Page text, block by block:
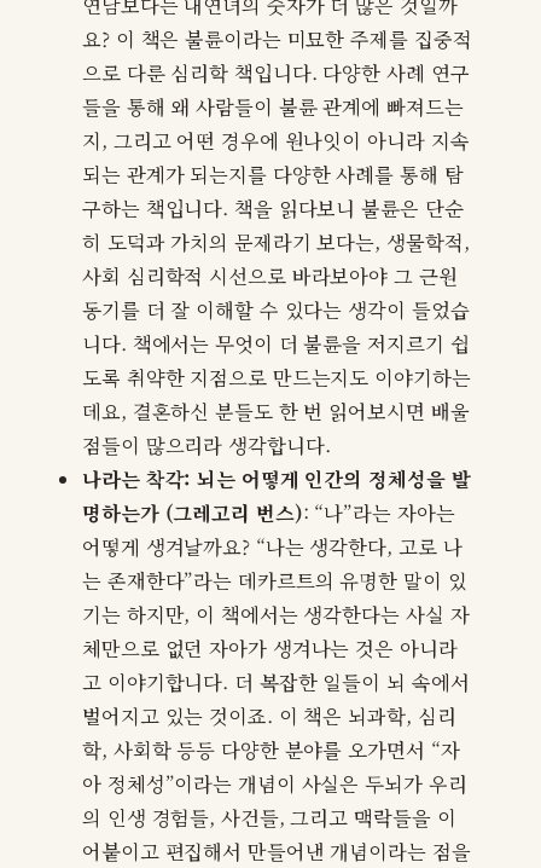
요? 이 책은 불륜이라는 미묘한 주제를 집중적
으로 다룬 심리학 책입니다. 다양한 사례 연구
들을 통해 왜 사람들이 불륜 관계에 빠져드는
지, 그리고 어떤 경우에 원나잇이 아니라 지속
되는 관계가 되는지를 다양한 사례를 통해 탐
구하는 책입니다. 책을 읽다보니 불륜은 단순
히 도덕과 가치의 문제라기 보다는, 생물학적,
사회 심리학적 시선으로 바라보아야 그 근원
동기를 더 잘 이해할 수 있다는 생각이 들었습
니다. 책에서는 무엇이 더 불륜을 저지르기 쉽
도록 취약한 지점으로 만드는지도 이야기하는
데요, 결혼하신 분들도 한 번 읽어보시면 배울
점들이 많으리라 생각합니다.
나라는 착각: 뇌는 어떻게 인간의 정체성을 발
명하는가 (그레고리 번스): “나”라는 자아는
어떻게 생겨날까요? “나는 생각한다, 고로 나
는 존재한다”라는 데카르트의 유명한 말이 있
기는 하지만, 이 책에서는 생각한다는 사실 자
체만으로 없던 자아가 생겨나는 것은 아니라
고 이야기합니다. 더 복잡한 일들이 뇌 속에서
벌어지고 있는 것이죠. 이 책은 뇌과학, 심리
학, 사회학 등등 다양한 분야를 오가면서 “자
아 정체성”이라는 개념이 사실은 두뇌가 우리
의 인생 경험들, 사건들, 그리고 맥락들을 이
어붙이고 편집해서 만들어낸 개념이라는 점을